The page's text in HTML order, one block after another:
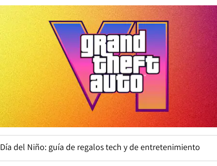
Día del Niño: guía de regalos tech y de entretenimiento